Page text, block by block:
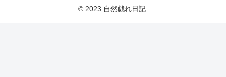
© 2023 自然戯れ日記.